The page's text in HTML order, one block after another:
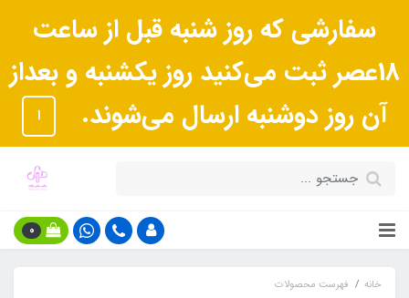
سفارشی که روز شنبه قبل از ساعت
18عصر ثبت می‌کنید روز یکشنبه و بعداز
آن روز دوشنبه ارسال می‌شوند.
ا
0
خانه
فهرست محصولات